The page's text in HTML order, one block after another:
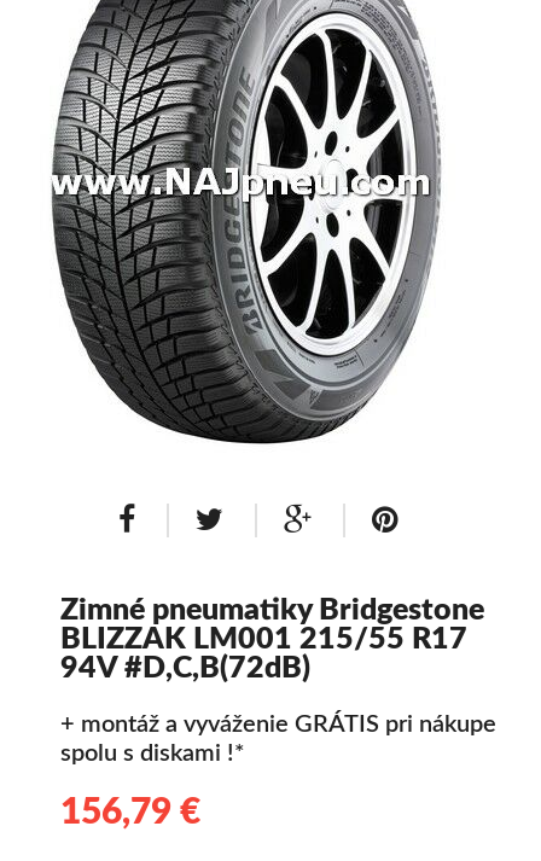
Dodávkové + malé úžitkové
Celoročné pneumatiky
Osobné/crossover + malé úžitkové
SUV/crossover + OFFRoad-ové
Dodávkové + malé úžitkové
Disky
Hliníkové / ALU disky / Elektróny
Puklice na kolesá Kontakt Blog
Zimné pneumatiky Bridgestone
BLIZZAK LM001 215/55 R17
94V #D,C,B(72dB)
+ montáž a vyváženie GRÁTIS pri nákupe
spolu s diskami !*
156,79 €